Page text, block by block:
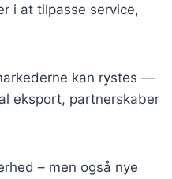
i at tilpasse service,
kan rystes —
eksport, partnerskaber
– men også nye